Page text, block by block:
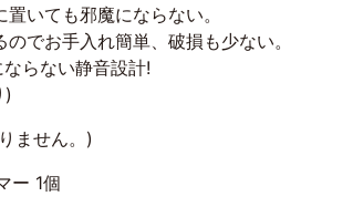
いても邪魔にならない。
でお手入れ簡単、破損も少ない。
らない静音設計!
)
ません。)
ー 1個